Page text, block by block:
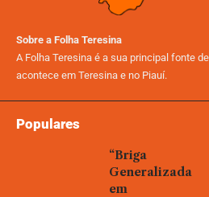
Sobre a Folha Teresina
A Folha Teresina é a sua principal fonte
acontece em Teresina e no Piauí.
Populares
“Briga
Generalizada
em